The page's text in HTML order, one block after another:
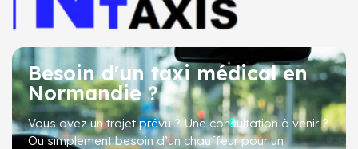
Besoin d'un taxi médical en
Normandie ?
Vous avez un trajet prévu ? Une consultation à venir ?
Ou simplement besoin d’un chauffeur pour un